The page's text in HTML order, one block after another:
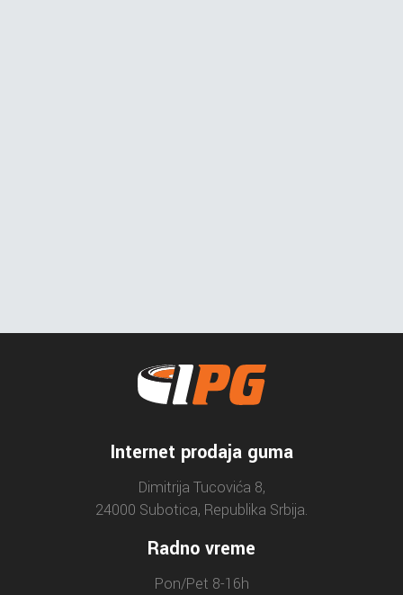
Internet prodaja guma
Dimitrija Tucovića 8,
24000 Subotica, Republika Srbija.
Radno vreme
Pon/Pet 8-16h